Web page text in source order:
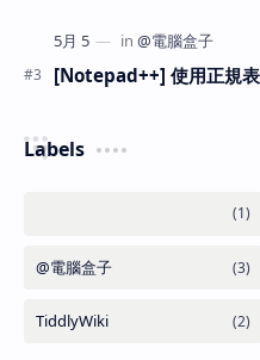
[Notepad++] 使用正規
Labels